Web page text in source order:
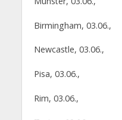
Birmingham, 03.06.,
Newcastle, 03.06.,
Pisa, 03.06.,
Rim, 03.06.,